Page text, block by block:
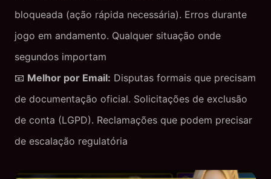
bloqueada (ação rápida necessária). Erros durante
jogo em andamento. Qualquer situação onde
segundos importam
📧 Melhor por Email: Disputas formais que precisam
de documentação oficial. Solicitações de exclusão
de conta (LGPD). Reclamações que podem precisar
de escalação regulatória